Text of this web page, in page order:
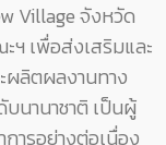
Village จังหวัด
ฯ เพื่อส่งเสริมและ
ผลิตผลงานทาง
บนานาชาติ เป็นผู้
ารอย่างต่อเนื่อง